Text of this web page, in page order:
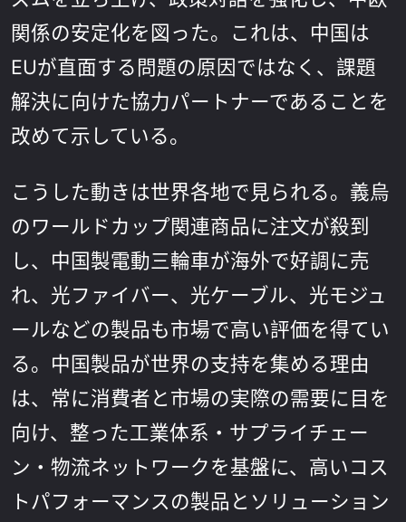
関係の安定化を図った。これは、中国は
EUが直面する問題の原因ではなく、課題
解決に向けた協力パートナーであることを
改めて示している。
こうした動きは世界各地で見られる。義烏
のワールドカップ関連商品に注文が殺到
し、中国製電動三輪車が海外で好調に売
れ、光ファイバー、光ケーブル、光モジュ
ールなどの製品も市場で高い評価を得てい
る。中国製品が世界の支持を集める理由
は、常に消費者と市場の実際の需要に目を
向け、整った工業体系・サプライチェー
ン・物流ネットワークを基盤に、高いコス
トパフォーマンスの製品とソリューション